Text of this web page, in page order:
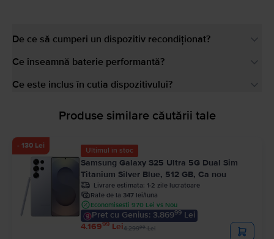
De ce să cumperi un dispozitiv recondiționat?
Ce înseamnă baterie performantă?
Ce este inclus în cutia dispozitivului?
Produse similare căutării tale
- 130 Lei
Ultimul în stoc
Samsung Galaxy S25 Ultra 5G Dual Sim
Titanium Silver Blue, 512 GB, Ca nou
Livrare estimata: 1-2 zile lucratoare
Rate de la 347 lei/luna
Economisesti 970 Lei vs Nou
Pret cu Genius: 3.86999 Lei
4.16999 Lei4.29999Lei